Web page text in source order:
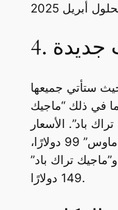
جديدة
ستأتي جميعها
في ذلك “ماجيك
باد”. الأسعار
لم تتغير، حيث يبلغ سعر “ماجيك ماوس” 99 دولارًا،
199 دولارًا، و”ماجيك تراك باد”
149 دولارًا.